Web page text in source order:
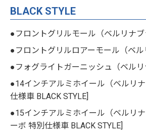
BLACK STYLE
●フロントグリルモール（ベルリナブ
●フロントグリルロアーモール（ベル
●フォグライトガーニッシュ（ベルリ
●14インチアルミホイール（ベルリ
仕様車 BLACK STYLE]
●15インチアルミホイール（ベルリ
ーボ 特別仕様車 BLACK STYLE]